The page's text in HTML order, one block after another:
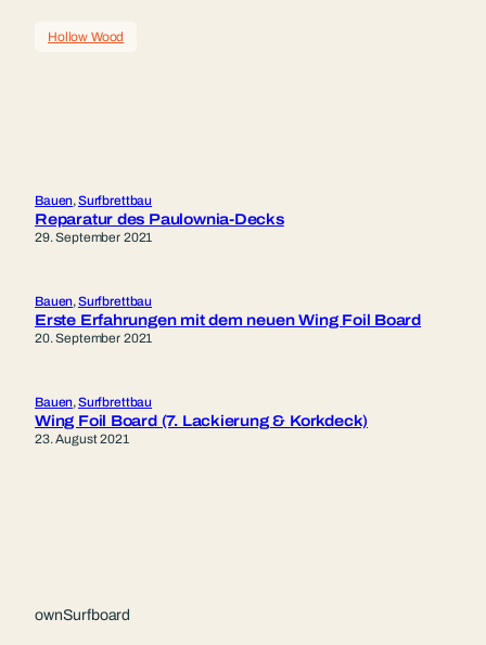
Hollow Wood
Bauen, Surfbrettbau
Reparatur des Paulownia-Decks
29. September 2021
Bauen, Surfbrettbau
Erste Erfahrungen mit dem neuen Wing Foil Board
20. September 2021
Bauen, Surfbrettbau
Wing Foil Board (7. Lackierung & Korkdeck)
23. August 2021
ownSurfboard